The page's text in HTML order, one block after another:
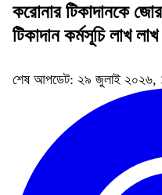
করোনার টিকাদানকে
টিকাদান কর্মসূচি লাখ
শেষ আপডেট: ২৯ জুলাই ২০২৬,